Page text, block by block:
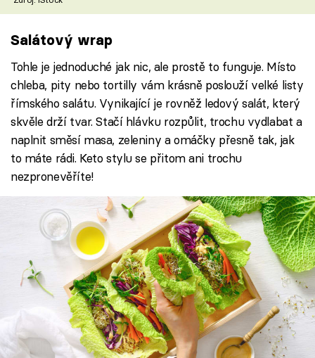
Salátový wrap
Tohle je jednoduché jak nic, ale prostě to funguje. Místo
chleba, pity nebo tortilly vám krásně poslouží velké listy
římského salátu. Vynikající je rovněž ledový salát, který
skvěle drží tvar. Stačí hlávku rozpůlit, trochu vydlabat a
naplnit směsí masa, zeleniny a omáčky přesně tak, jak
to máte rádi. Keto stylu se přitom ani trochu
nezpronevěříte!